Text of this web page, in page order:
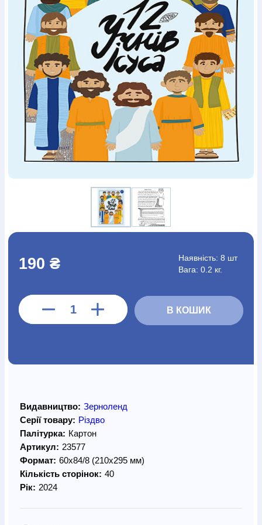
Богослов`яШлюб і сім`я
Юдаїзм
Супутні товари
ПеріодикаАудіо Ручки кульковіВідеоГалантерея
Закладки для книг
ФутболкиБрелокиСумки
Біжутерія
БлокнотиЩоденники / щотижневики
Вироби з дерева
Вироби з кераміки і глиниВироби з сріблаКартини
Навчальні мапи Шкіряні вироби МагнітиМеталеві
вироби
Міні-лампиНаклейкиНастільні ігри Пакети
подарункові
Плакати Пластмасові вироби
Хустки
Подарункові карткиРозвиваючі ігриРепринти
Свічки
Зошити Фотокартини Чохли на Библії
Головні убори
КалендаріКанцелярскі товари
Комп`ютерні ігри
ЛистівкиСувенирна продукціяГодинникиПазли
Книга в комплекті
За додатковою інформацією дзвоніть за номером:
Ми у Facebook
190 ₴ Наявність: 8 шт
Вага: 0.2 кг.
В КОШИК
Видавництво: Зерноленд
Серії товару: Різдво
Палітурка: Картон
Артикул: 23577
Формат: 60х84/8 (210х295 мм)
Кількість сторінок: 40
Рік: 2024